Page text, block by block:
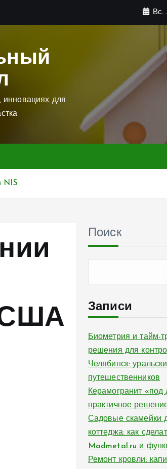
Вс.
инновациях для
NIS
США
Поиск
Записи
Биометрия и тайм-
решения для
Челябинск:
путешественников
Керамогранит «под
практичное
Садовые скамейки
коттеджа: как
Madmetal.ru и
Ремонт кровли: